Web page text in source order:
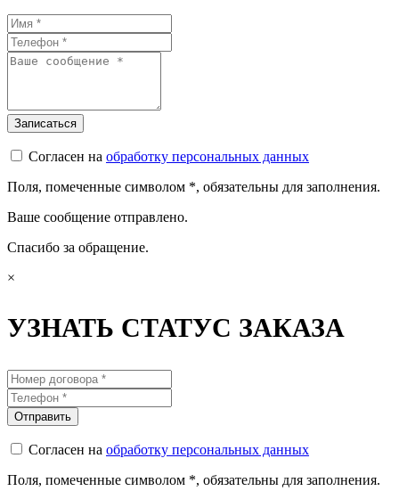
Согласен на обработку персональных данных
Поля, помеченные символом *, обязательны для заполнения.
Ваше сообщение отправлено.
Спасибо за обращение.
×
УЗНАТЬ СТАТУС ЗАКАЗА
Согласен на обработку персональных данных
Поля, помеченные символом *, обязательны для заполнения.